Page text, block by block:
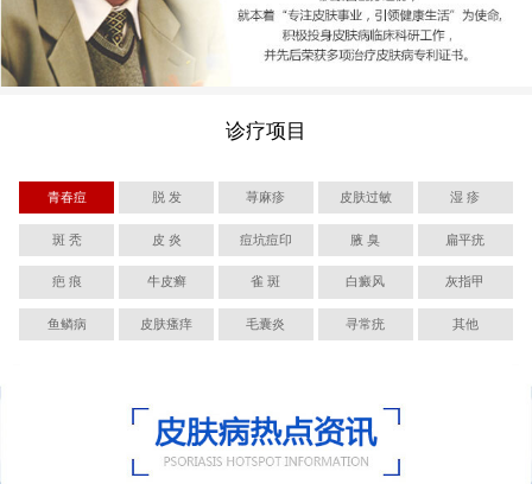
诊疗项目
青春痘 脱 发 荨麻疹 皮肤过敏 湿 疹
斑 秃 皮 炎 痘坑痘印 腋 臭 扁平疣
疤 痕 牛皮癣 雀 斑 白癜风 灰指甲
鱼鳞病 皮肤瘙痒 毛囊炎 寻常疣 其他